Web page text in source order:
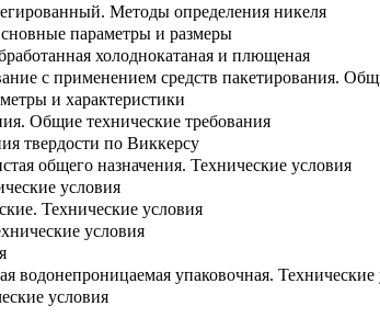
Методы определения никеля
параметры и размеры
холоднокатаная и плющеная
с применением средств пакетирования.
и характеристики
Общие технические требования
твердости по Виккерсу
общего назначения. Технические условия
условия
Технические условия
условия
водонепроницаемая упаковочная. Технические
условия